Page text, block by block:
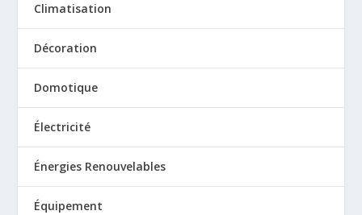
Climatisation
Décoration
Domotique
Électricité
Énergies Renouvelables
Équipement